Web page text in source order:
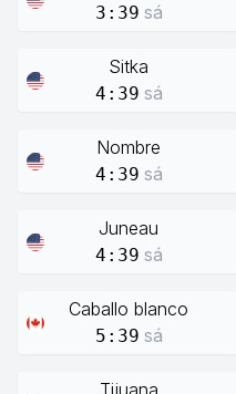
3:39 sá
Sitka
4:39 sá
Nombre
4:39 sá
Juneau
4:39 sá
Caballo blanco
5:39 sá
Tijuana